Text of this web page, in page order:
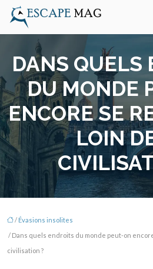
DANS QUELS
DU MONDE
ENCORE SE
LOIN
/ Évasions insolites
/ Dans quels endroits du monde peut-on
civilisation ?